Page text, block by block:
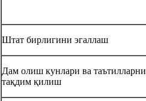
Штат бирлигини эгаллаш
Дам олиш кунлари ва таътилларни
тақдим қилиш